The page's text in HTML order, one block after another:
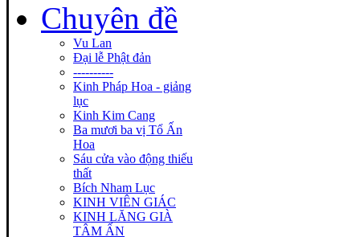
Chuyên đề
Vu Lan
Đại lễ Phật đản
----------
Kinh Pháp Hoa - giảng
lục
Kinh Kim Cang
Ba mươi ba vị Tổ Ấn
Hoa
Sáu cửa vào động thiếu
thất
Bích Nham Lục
KINH VIÊN GIÁC
KINH LĂNG GIÀ
TÂM ẤN